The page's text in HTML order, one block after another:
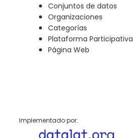
Conjuntos de datos
Organizaciones
Categorías
Plataforma Participativa
Página Web
Implementado por: